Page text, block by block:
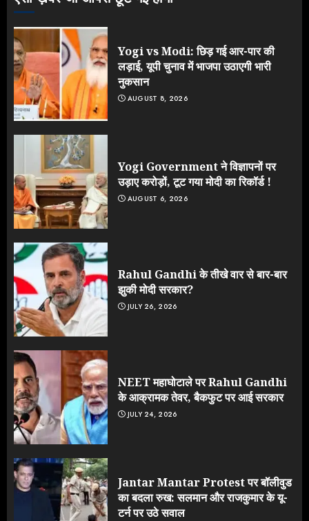
Yogi vs Modi: छिड़ गई आर-पार की
लड़ाई, यूपी चुनाव में भाजपा उठाएगी भारी
नुकसान
AUGUST 8, 2026
Yogi Government ने विज्ञापनों पर
उड़ाए करोड़ों, टूट गया मोदी का रिकॉर्ड !
AUGUST 6, 2026
Rahul Gandhi के तीखे वार से बार-बार
झुकी मोदी सरकार?
JULY 26, 2026
NEET महाघोटाले पर Rahul Gandhi
के आक्रामक तेवर, बैकफुट पर आई सरकार
JULY 24, 2026
Jantar Mantar Protest पर बॉलीवुड
का बदला रुख: सलमान और राजकुमार के यू-
टर्न पर उठे सवाल